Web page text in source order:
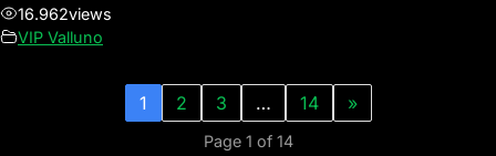
16.962views
VIP Valluno
1 2 3 … 14 »
Page 1 of 14